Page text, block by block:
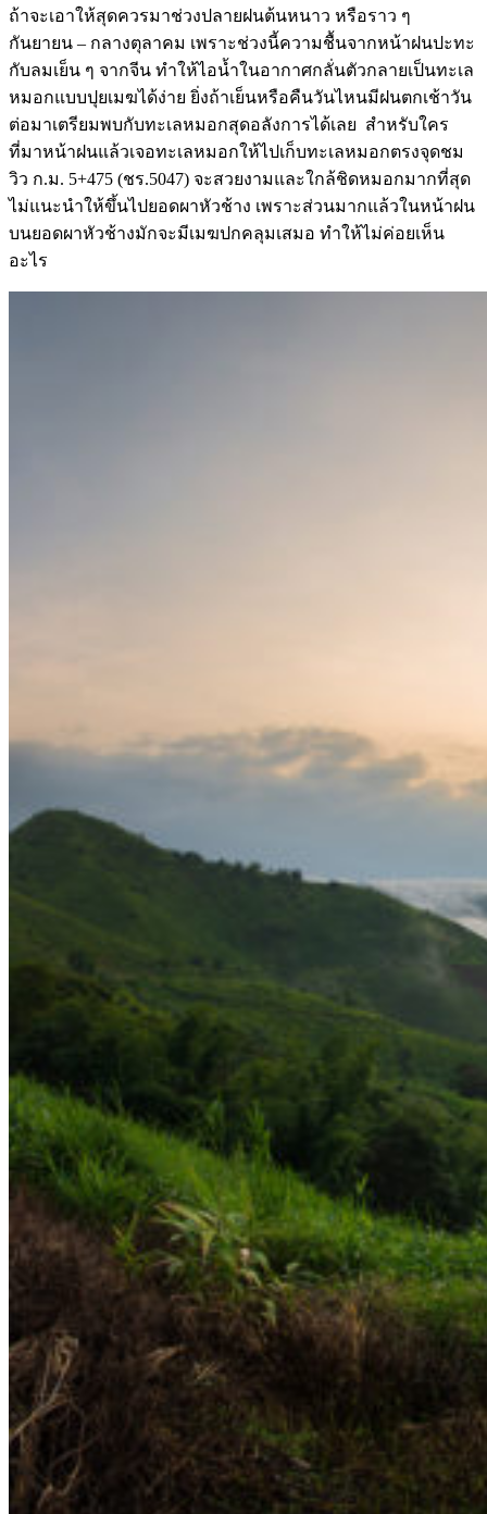
ถ้าจะเอาให้สุดควรมาช่วงปลายฝนต้นหนาว หรือราว ๆ
กันยายน – กลางตุลาคม เพราะช่วงนี้ความชื้นจากหน้าฝนปะทะ
กับลมเย็น ๆ จากจีน ทำให้ไอน้ำในอากาศกลั่นตัวกลายเป็นทะเล
หมอกแบบปุยเมฆได้ง่าย ยิ่งถ้าเย็นหรือคืนวันไหนมีฝนตกเช้าวัน
ต่อมาเตรียมพบกับทะเลหมอกสุดอลังการได้เลย สำหรับใคร
ที่มาหน้าฝนแล้วเจอทะเลหมอกให้ไปเก็บทะเลหมอกตรงจุดชม
วิว ก.ม. 5+475 (ชร.5047) จะสวยงามและใกล้ชิดหมอกมากที่สุด
ไม่แนะนำให้ขึ้นไปยอดผาหัวช้าง เพราะส่วนมากแล้วในหน้าฝน
บนยอดผาหัวช้างมักจะมีเมฆปกคลุมเสมอ ทำให้ไม่ค่อยเห็น
อะไร